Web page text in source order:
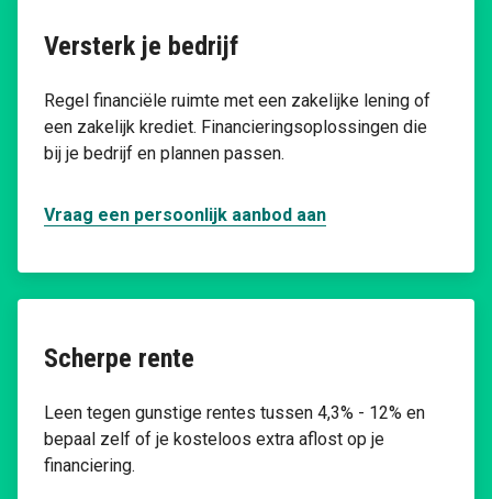
Versterk je bedrijf
Regel financiële ruimte met een zakelijke lening of
een zakelijk krediet. Financieringsoplossingen die
bij je bedrijf en plannen passen.
Vraag een persoonlijk aanbod aan
Scherpe rente
Leen tegen gunstige rentes tussen 4,3% - 12% en
bepaal zelf of je kosteloos extra aflost op je
financiering.